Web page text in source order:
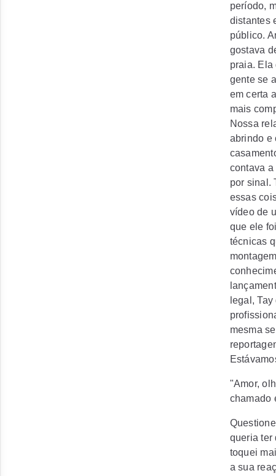
período,
distantes
público.
gostava
praia. Ela
gente se
em certa
mais
Nossa
abrindo e
contava
por sinal.
essas
vídeo de
que ele
técnicas
legal,
mesma
"Amor,
chamado
queria ter
toquei
a sua